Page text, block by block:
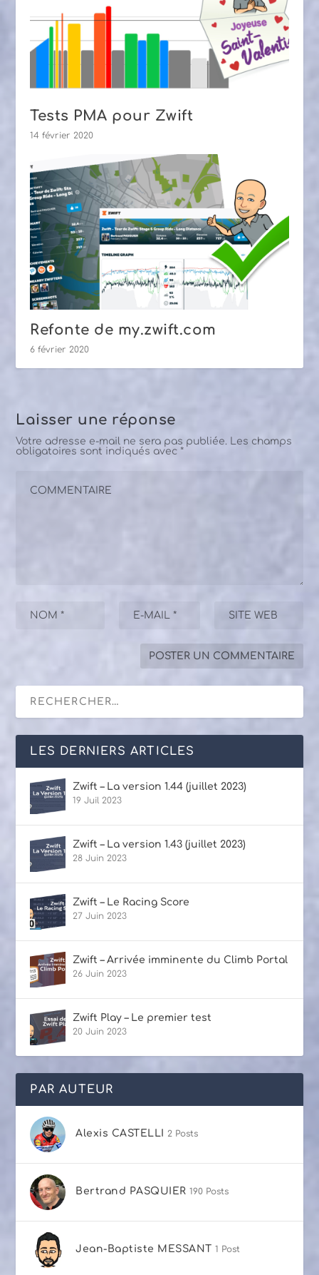
Tests PMA pour Zwift
14 février 2020
Refonte de my.zwift.com
6 février 2020
Laisser une réponse
Votre adresse e-mail ne sera pas publiée. Les champs
obligatoires sont indiqués avec*
LES DERNIERS ARTICLES
Zwift – La version 1.44 (juillet 2023)
19 Juil 2023
Zwift – La version 1.43 (juillet 2023)
28 Juin 2023
Zwift – Le Racing Score
27 Juin 2023
Zwift – Arrivée imminente du Climb Portal
26 Juin 2023
Zwift Play – Le premier test
20 Juin 2023
PAR AUTEUR
Alexis CASTELLI 2 Posts
Bertrand PASQUIER 190 Posts
Jean-Baptiste MESSANT 1 Post